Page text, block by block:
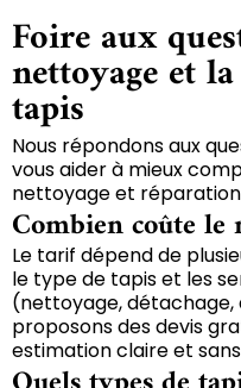
Foire aux
nettoyage et
tapis
Nous répondons aux
vous aider à mieux
nettoyage et réparation
Combien coûte le
Le tarif dépend de
le type de tapis et les
(nettoyage, détachage,
proposons des devis
estimation claire et